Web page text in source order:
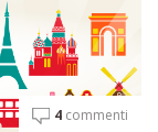
4 commenti